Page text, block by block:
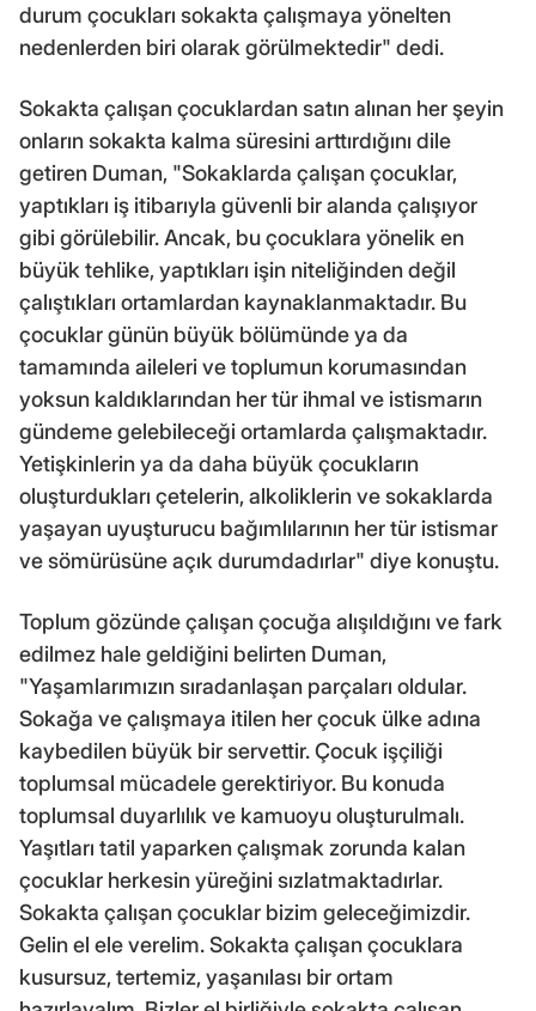
durum çocukları sokakta çalışmaya yönelten
nedenlerden biri olarak görülmektedir" dedi.
Sokakta çalışan çocuklardan satın alınan her şeyin
onların sokakta kalma süresini arttırdığını dile
getiren Duman, "Sokaklarda çalışan çocuklar,
yaptıkları iş itibarıyla güvenli bir alanda çalışıyor
gibi görülebilir. Ancak, bu çocuklara yönelik en
büyük tehlike, yaptıkları işin niteliğinden değil
çalıştıkları ortamlardan kaynaklanmaktadır. Bu
çocuklar günün büyük bölümünde ya da
tamamında aileleri ve toplumun korumasından
yoksun kaldıklarından her tür ihmal ve istismarın
gündeme gelebileceği ortamlarda çalışmaktadır.
Yetişkinlerin ya da daha büyük çocukların
oluşturdukları çetelerin, alkoliklerin ve sokaklarda
yaşayan uyuşturucu bağımlılarının her tür istismar
ve sömürüsüne açık durumdadırlar" diye konuştu.
Toplum gözünde çalışan çocuğa alışıldığını ve fark
edilmez hale geldiğini belirten Duman,
"Yaşamlarımızın sıradanlaşan parçaları oldular.
Sokağa ve çalışmaya itilen her çocuk ülke adına
kaybedilen büyük bir servettir. Çocuk işçiliği
toplumsal mücadele gerektiriyor. Bu konuda
toplumsal duyarlılık ve kamuoyu oluşturulmalı.
Yaşıtları tatil yaparken çalışmak zorunda kalan
çocuklar herkesin yüreğini sızlatmaktadırlar.
Sokakta çalışan çocuklar bizim geleceğimizdir.
Gelin el ele verelim. Sokakta çalışan çocuklara
kusursuz, tertemiz, yaşanılası bir ortam